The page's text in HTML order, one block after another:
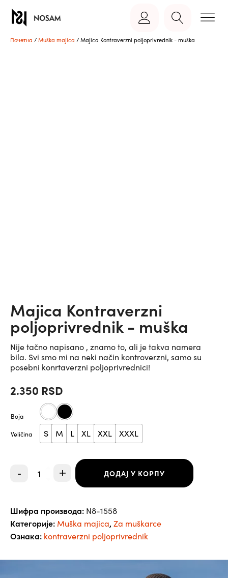
Почетна / Muška majica / Majica Kontraverzni poljoprivrednik - muška
Majica Kontraverzni
poljoprivrednik - muška
Nije tačno napisano , znamo to, ali je takva namera
bila. Svi smo mi na neki način kontroverzni, samo su
posebni konrtaverzni poljoprivrednici!
2.350 RSD
Boja
Veličina S M L XL XXL XXXL
-
Kontraverzni
количина
+ ДОДАЈ У КОРПУ
Шифра производа: N8-1558
Категорије: Muška majica, Za muškarce
Ознака: kontraverzni poljoprivrednik